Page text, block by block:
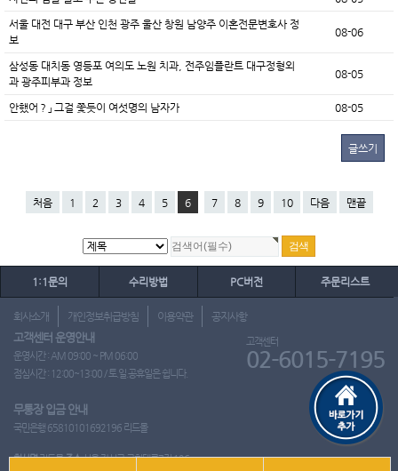
서울 대전 대구 부산 인천 광주 울산 창원 남양주 이혼전문변호사 정
보
08-06
삼성동 대치동 영등포 여의도 노원 치과, 전주임플란트 대구정형외
과 광주피부과 정보
08-05
안했어？」 그걸 쫓듯이 여섯명의 남자가 08-05
글쓰기
처음 1 2 3 4 5 6 7 8 9 10 다음 맨끝
1:1문의 수리방법 PC버전 주문리스트
회사소개 개인정보취급방침 이용약관 공지사항
고객센터 운영안내
운영시간 : AM 09:00 ~ PM 06:00
점심시간 : 12:00~13:00 / 토.일.공휴일은 쉽니다.
고객센터
02-6015-7195
무통장 입금 안내
국민은행 65810101692196 리드몰
회사명리드몰주소서울 강서구 국회대로7길 126